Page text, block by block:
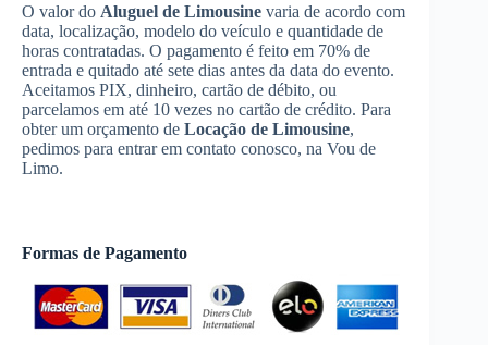
O valor do Aluguel de Limousine varia de acordo com
data, localização, modelo do veículo e quantidade de
horas contratadas. O pagamento é feito em 70% de
entrada e quitado até sete dias antes da data do evento.
Aceitamos PIX, dinheiro, cartão de débito, ou
parcelamos em até 10 vezes no cartão de crédito. Para
obter um orçamento de Locação de Limousine,
pedimos para entrar em contato conosco, na Vou de
Limo.
Formas de Pagamento